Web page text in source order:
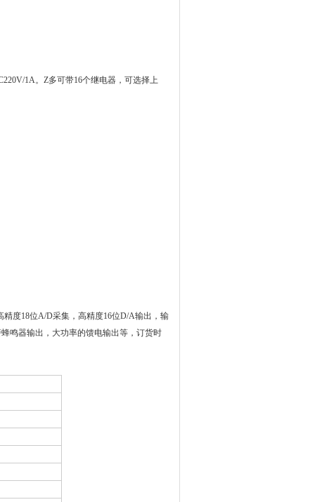
1A。Z多可带16个继电器， 可选择上
精度18位A/D采集，高精度16位D/A输出，输
鸣器输出，大功率的馈电输出等 ，订货时